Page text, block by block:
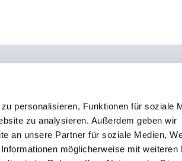
personalisieren, Funktionen für soziale
zu analysieren. Außerdem geben wir
an unsere Partner für soziale Medien,
möglicherweise mit weiteren
institut-deutschland.de